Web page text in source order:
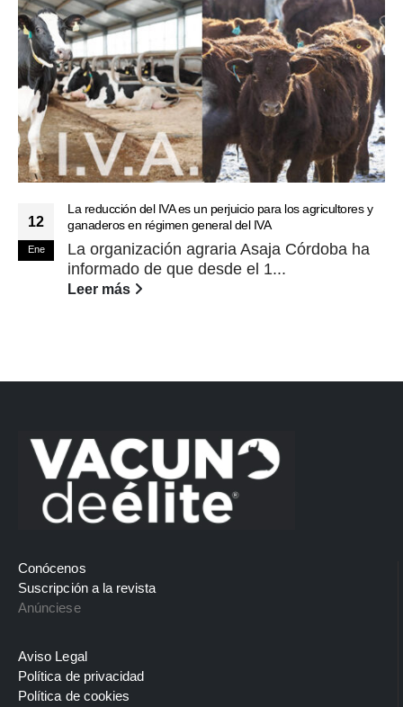
12
Ene
La reducción del IVA es un perjuicio para los agricultores y
ganaderos en régimen general del IVA
La organización agraria Asaja Córdoba ha
informado de que desde el 1...
Leer más
Conócenos
Suscripción a la revista
Anúnciese
Aviso Legal
Política de privacidad
Política de cookies